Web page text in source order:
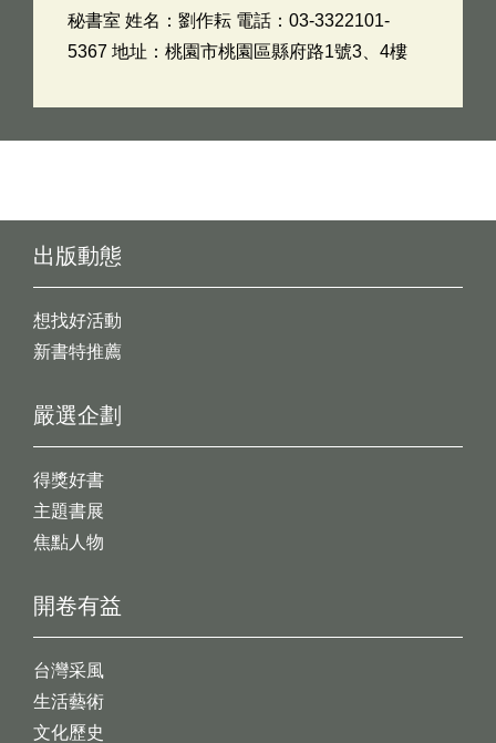
秘書室 姓名：劉作耘 電話：03-3322101-
5367 地址：桃園市桃園區縣府路1號3、4樓
出版動態
想找好活動
新書特推薦
開卷有益
台灣采風
生活藝術
文化歷史
嚴選企劃
得獎好書
主題書展
焦點人物